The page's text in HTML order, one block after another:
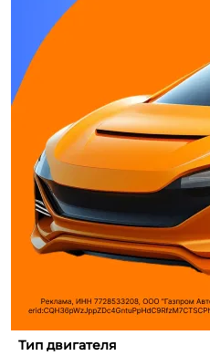
Макс. мощность
23 л.с.
Тип двигателя